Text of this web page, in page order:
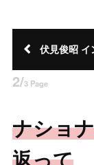
伏見俊昭 イ
2/3 Page
ナショ
返って